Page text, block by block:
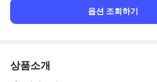
옵션 조회하기
상품소개